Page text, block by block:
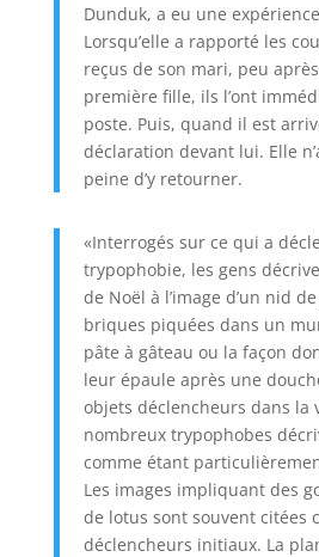
Dunduk, a eu une
Lorsqu’elle a rapporté les
reçus de son mari, peu
première fille, ils l’ont
poste. Puis, quand il est
déclaration devant lui. Elle
peine d’y retourner.
«Interrogés sur ce qui a
trypophobie, les gens
de Noël à l’image d’un nid
briques piquées dans un
pâte à gâteau ou la façon
leur épaule après une
objets déclencheurs dans la
nombreux trypophobes
comme étant
Les images impliquant des
de lotus sont souvent citées
déclencheurs initiaux. La